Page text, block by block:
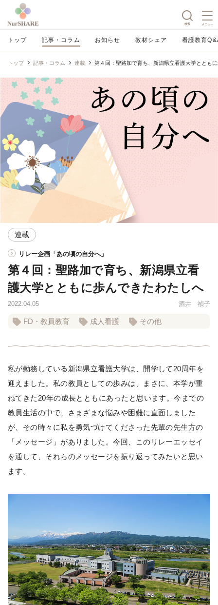
検索 メニュー
トップ 記事・コラム お知らせ 教材シェア 看護教育
トップ 記事・コラム 連載 第４回：聖路加で育ち、新潟県立看護大学ととも
連載
リレー企画「あの頃の自分へ」
第４回：聖路加で育ち、新潟県立看
護大学とともに歩んできたわたしへ
2022.04.05 酒井 禎子
FD・教員教育 成人看護 その他
私が勤務している新潟県立看護大学は、開学して20周年を
迎えました。私の教員としての歩みは、まさに、本学が重
ねてきた20年の成長とともにあったと思います。今までの
教員生活の中で、さまざまな悩みや困難に直面しました
が、その時々に私を勇気づけてくださった先輩の先生方の
「メッセージ」がありました。今回、このリレーエッセイ
を通して、それらのメッセージを振り返ってみたいと思い
ます。